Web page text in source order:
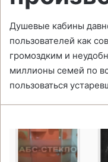
Душевые кабины
пользователей как
громоздким и
миллионы семей по
пользоваться